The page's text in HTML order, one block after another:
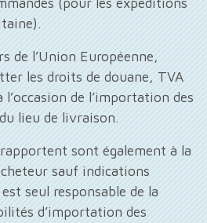
de l’Union Européenne,
les droits de douane, TVA
de l’importation des
lieu de livraison.
sont également à la
sauf indications
seul responsable de la
d’importation des